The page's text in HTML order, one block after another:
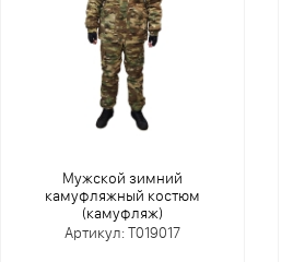
Мужской зимний
камуфляжный костюм
(камуфляж)
Артикул: Т019017